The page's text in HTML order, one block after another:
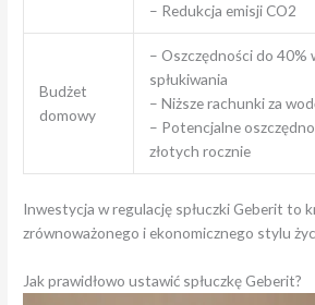
– Redukcja emisji CO2
Budżet
domowy
– Oszczędności do 40%
spłukiwania
– Niższe rachunki za
– Potencjalne
złotych rocznie
Inwestycja w regulację spłuczki Geberit to
zrównoważonego i ekonomicznego stylu
Jak prawidłowo ustawić spłuczkę Geberit?